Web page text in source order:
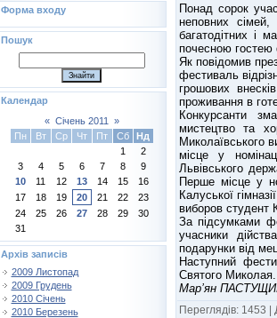
Форма входу
Пошук
Календар
« Січень 2011
»
Пн
Вт Ср Чт Пт Сб
Нд
1
2
3
4 5 6 7 8
9
10
11 12 13 14 15
16
17
18 19 20 21 22
23
24
25 26 27 28 29
30
31
Архів записів
2009 Листопад
2009 Грудень
2010 Січень
2010 Березень
Понад сорок
неповних сімей,
багатодітних і
почесною
Як повідомив
фестиваль
грошових
проживання в
Конкурсанти
мистецтво та
Миколаївського
місце у
Львівського
Перше місце у
Калуської
виборов студент
За підсумками
учасники
подарунки від
Наступний
Святого Миколая.
Мар’ян
Переглядів: 1453 |